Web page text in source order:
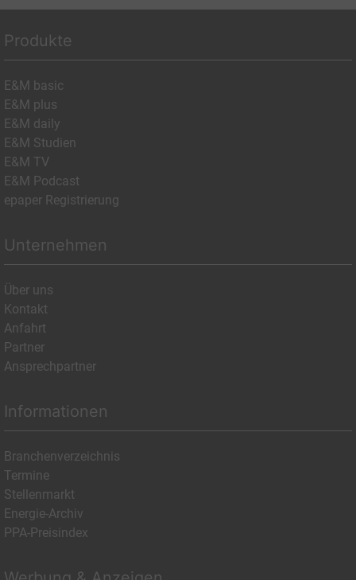
Produkte
E&M basic
E&M plus
E&M daily
E&M Studien
E&M TV
E&M Podcast
epaper Registrierung
Unternehmen
Über uns
Kontakt
Anfahrt
Partner
Ansprechpartner
Informationen
Branchenverzeichnis
Termine
Stellenmarkt
Energie-Archiv
PPA-Preisindex